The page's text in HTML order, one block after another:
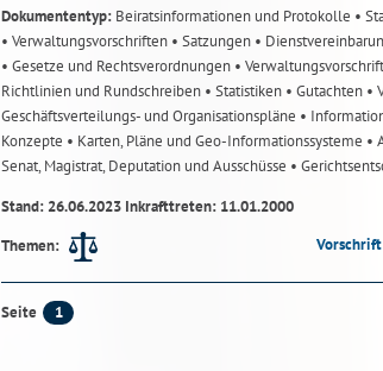
Dokumententyp: Beiratsinformationen und Protokolle •
• Verwaltungsvorschriften • Satzungen •
• Gesetze und Rechtsverordnungen •
Richtlinien und Rundschreiben • Statistiken • Gutachten •
Geschäftsverteilungs- und Organisationspläne •
Konzepte • Karten, Pläne und Geo-Informationssysteme •
Senat, Magistrat, Deputation und Ausschüsse •
Stand: 26.06.2023 Inkrafttreten: 11.01.2000
Themen:
Seite 1